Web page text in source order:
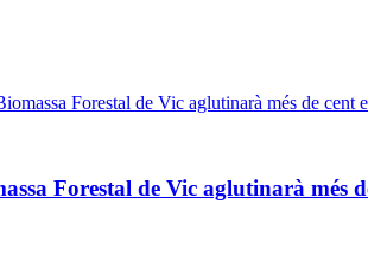
Forestal de Vic aglutinarà més